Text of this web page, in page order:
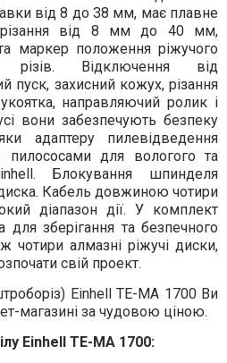
від 8 до 38 мм, має плавне
різання від 8 мм до 40 мм,
маркер положення ріжучого
Відключення від
пуск, захисний кожух, різання
направляючий ролик і
вони забезпечують безпеку
адаптеру пилевідведення
пилососами для вологого та
Блокування шпинделя
Кабель довжиною чотири
діапазон дії. У комплект
для зберігання та безпечного
чотири алмазні ріжучі диски,
свій проект.
Einhell TE-MA 1700 Ви
магазині за чудовою ціною.
Einhell TE-MA 1700: